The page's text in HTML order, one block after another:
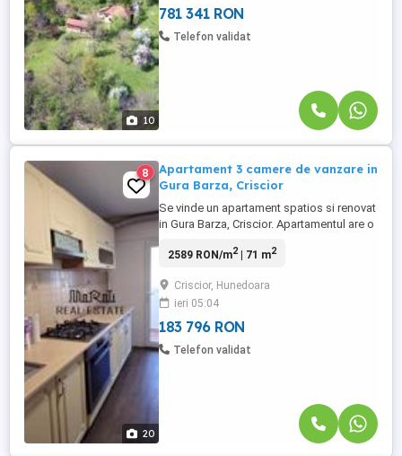
10
categorie de folosinta faneata, ...
781 341 RON
Telefon validat
20
8
Apartament 3 camere de vanzare in
Gura Barza, Criscior
Se vinde un apartament spatios si renovat
in Gura Barza, Criscior. Apartamentul are o
etajul 2 al unui bloc cu 4 etaje, din
si cu scara dotata cu interfon.
Caracteristici ale apartamentului:
Suprafata utila: 71 mp Compartimentare:
2589 RON/m2| 71 m2
Criscior, Hunedoara
ieri 05:04
183 796 RON
Telefon validat